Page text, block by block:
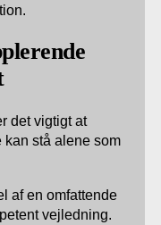
det vigtigt at
kan stå alene som
af en omfattende
vejledning.